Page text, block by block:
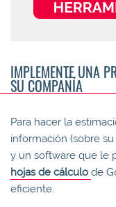
IMPLEMENTE UNA
SU COMPAÑÍA
Para hacer la
información (sobre
y un software que le
hojas de cálculo de
eficiente.